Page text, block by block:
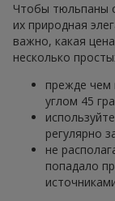
Чтобы тюльпаны
их природная
важно, какая
несколько
прежде чем
углом 45
регулярно
не
попадало